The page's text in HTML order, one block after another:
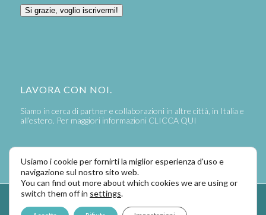
Si grazie, voglio iscrivermi!
LAVORA CON NOI.
Siamo in cerca di partner e collaborazioni in altre città, in Italia e
all’estero. Per maggiori informazioni CLICCA QUI
Usiamo i cookie per fornirti la miglior esperienza d'uso e
navigazione sul nostro sito web.
You can find out more about which cookies we are using or
switch them off in settings.